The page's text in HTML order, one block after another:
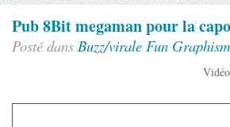
Pub 8Bit megaman pour la
Posté dans Buzz/virale Fun